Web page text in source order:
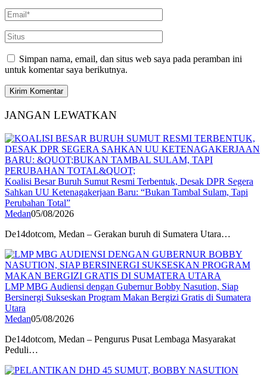
Simpan nama, email, dan situs web saya pada peramban ini
untuk komentar saya berikutnya.
JANGAN LEWATKAN
Koalisi Besar Buruh Sumut Resmi Terbentuk, Desak DPR Segera
Sahkan UU Ketenagakerjaan Baru: “Bukan Tambal Sulam, Tapi
Perubahan Total”
Medan05/08/2026
De14dotcom, Medan – Gerakan buruh di Sumatera Utara…
LMP MBG Audiensi dengan Gubernur Bobby Nasution, Siap
Bersinergi Sukseskan Program Makan Bergizi Gratis di Sumatera
Utara
Medan05/08/2026
De14dotcom, Medan – Pengurus Pusat Lembaga Masyarakat
Peduli…